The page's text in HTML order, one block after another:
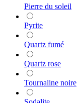
Pierre du soleil
Pyrite
Quartz fumé
Quartz rose
Tournaline noire